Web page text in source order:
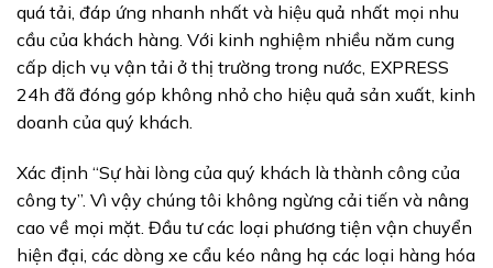
quá tải, đáp ứng nhanh nhất và hiệu quả nhất mọi nhu
cầu của khách hàng. Với kinh nghiệm nhiều năm cung
cấp dịch vụ vận tải ở thị trường trong nước, EXPRESS
24h đã đóng góp không nhỏ cho hiệu quả sản xuất, kinh
doanh của quý khách.
Xác định “Sự hài lòng của quý khách là thành công của
công ty”. Vì vậy chúng tôi không ngừng cải tiến và nâng
cao về mọi mặt. Đầu tư các loại phương tiện vận chuyển
hiện đại, các dòng xe cẩu kéo nâng hạ các loại hàng hóa